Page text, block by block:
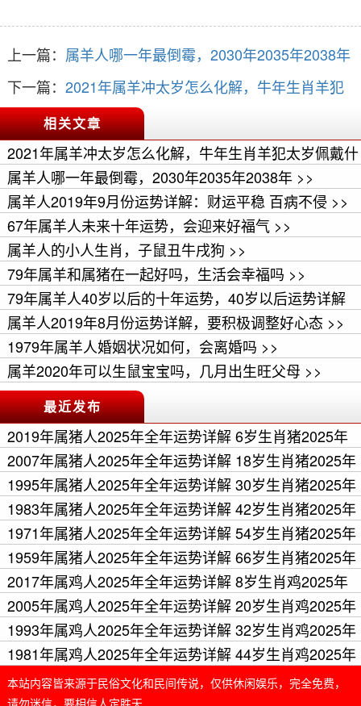
上一篇： 属羊人哪一年最倒霉，2030年2035年2038年
下一篇： 2021年属羊冲太岁怎么化解，牛年生肖羊犯
太岁佩戴什么好
相关文章
2021年属羊冲太岁怎么化解，牛年生肖羊犯太岁佩戴什
么好 >>
属羊人哪一年最倒霉，2030年2035年2038年 >>
属羊人2019年9月份运势详解：财运平稳 百病不侵 >>
67年属羊人未来十年运势，会迎来好福气 >>
属羊人的小人生肖，子鼠丑牛戌狗 >>
79年属羊和属猪在一起好吗，生活会幸福吗 >>
79年属羊人40岁以后的十年运势，40岁以后运势详解
>>
属羊人2019年8月份运势详解，要积极调整好心态 >>
1979年属羊人婚姻状况如何，会离婚吗 >>
属羊2020年可以生鼠宝宝吗，几月出生旺父母 >>
最近发布
2019年属猪人2025年全年运势详解 6岁生肖猪2025年
每月运程 >>
2007年属猪人2025年全年运势详解 18岁生肖猪2025年
每月运程 >>
1995年属猪人2025年全年运势详解 30岁生肖猪2025年
每月运程 >>
1983年属猪人2025年全年运势详解 42岁生肖猪2025年
每月运程 >>
1971年属猪人2025年全年运势详解 54岁生肖猪2025年
每月运程 >>
1959年属猪人2025年全年运势详解 66岁生肖猪2025年
每月运程 >>
2017年属鸡人2025年全年运势详解 8岁生肖鸡2025年
每月运程 >>
2005年属鸡人2025年全年运势详解 20岁生肖鸡2025年
每月运程 >>
1993年属鸡人2025年全年运势详解 32岁生肖鸡2025年
每月运程 >>
1981年属鸡人2025年全年运势详解 44岁生肖鸡2025年
每月运程 >>
本站内容皆来源于民俗文化和民间传说，仅供休闲娱乐，完全免费，